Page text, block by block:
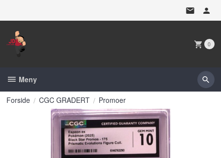
0
Meny
Forside CGC GRADERT Promoer